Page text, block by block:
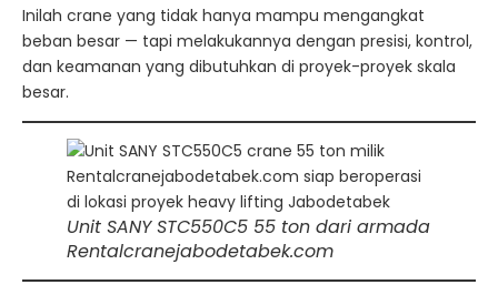
Inilah crane yang tidak hanya mampu mengangkat
beban besar — tapi melakukannya dengan presisi, kontrol,
dan keamanan yang dibutuhkan di proyek-proyek skala
besar.
Unit SANY STC550C5 55 ton dari armada
Rentalcranejabodetabek.com